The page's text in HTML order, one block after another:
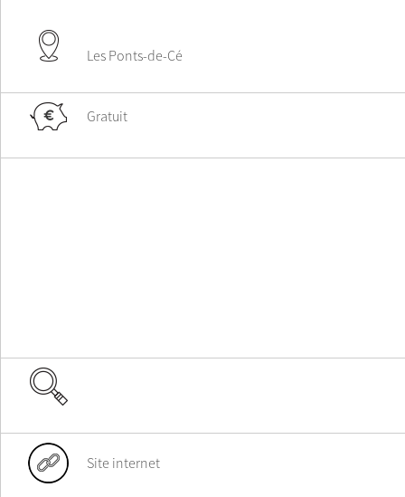
Les Ponts-de-Cé
Gratuit
Site internet